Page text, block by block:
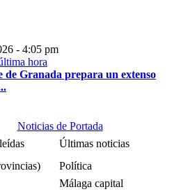
- 4:05 pm
de Granada prepara un extenso
Noticias de Portada
Últimas noticias
Política
Málaga capital